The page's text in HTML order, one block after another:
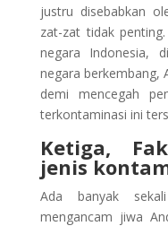
justru disebabkan
zat-zat tidak
negara Indonesia,
negara berkembang,
demi mencegah
terkontaminasi ini
Ketiga,
jenis
Ada banyak
mengancam jiwa